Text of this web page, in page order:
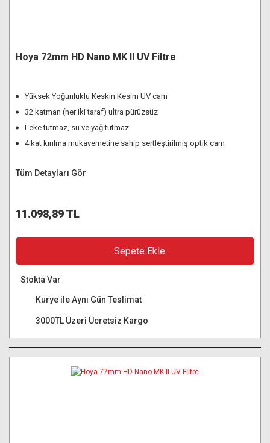
Hoya 72mm HD Nano MK II UV Filtre
Yüksek Yoğunluklu Keskin Kesim UV cam
32 katman (her iki taraf) ultra pürüzsüz
Leke tutmaz, su ve yağ tutmaz
4 kat kırılma mukavemetine sahip sertleştirilmiş optik cam
Tüm Detayları Gör
11.098,89 TL
Sepete Ekle
Stokta Var
Kurye ile Aynı Gün Teslimat
3000TL Üzeri Ücretsiz Kargo